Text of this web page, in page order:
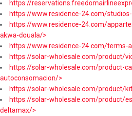
https://
https://www.residence-24.com/
https://www.residence-24.com/
akwa-douala/>
https://www.residence-24.com/terms-
https://solar-wholesale.com/product/
https://solar-wholesale.com/product-
autoconsomacion/>
https://solar-wholesale.com/product/
https://solar-wholesale.com/product/
deltamax/>